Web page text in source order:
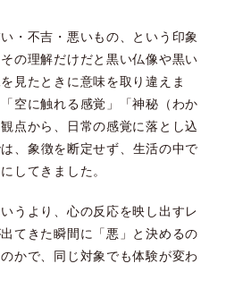
・不吉・悪いもの、という印象
の理解だけだと黒い仏像や黒い
見たときに意味を取り違えま
空に触れる感覚」「神秘（わか
点から、日常の感覚に落とし込
、象徴を断定せず、生活の中で
してきました。
うより、心の反応を映し出すレ
てきた瞬間に「悪」と決めるの
かで、同じ対象でも体験が変わ